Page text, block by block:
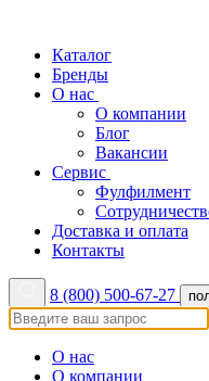
Каталог
Бренды
О нас
О компании
Блог
Вакансии
Сервис
Фулфилмент
Доставка и оплата
Контакты
8 (800) 500-67-27
О нас
О компании